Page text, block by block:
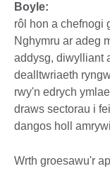
rôl hon a chefnogi
Nghymru ar adeg
addysg, diwylliant
dealltwriaeth
rwy'n edrych
draws sectorau i
dangos holl
Wrth groesawu'r